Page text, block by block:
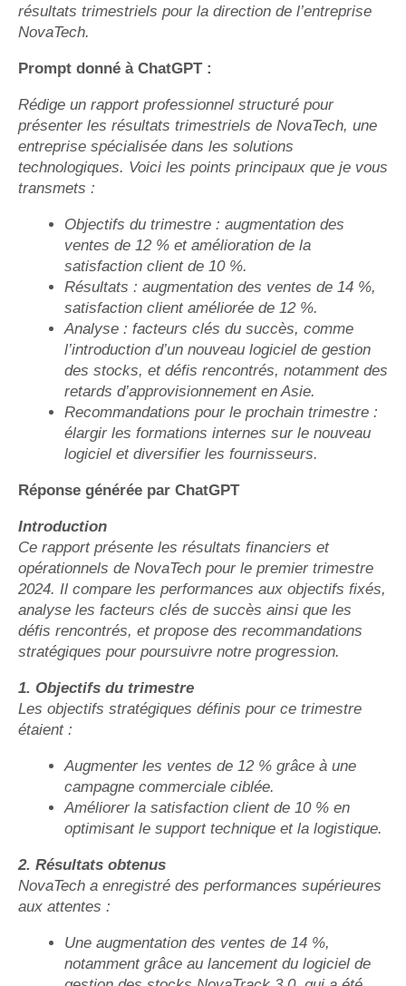
résultats trimestriels pour la direction de l’entreprise
NovaTech.
Prompt donné à ChatGPT :
Rédige un rapport professionnel structuré pour
présenter les résultats trimestriels de NovaTech, une
entreprise spécialisée dans les solutions
technologiques. Voici les points principaux que je vous
transmets :
Objectifs du trimestre : augmentation des
ventes de 12 % et amélioration de la
satisfaction client de 10 %.
Résultats : augmentation des ventes de 14 %,
satisfaction client améliorée de 12 %.
Analyse : facteurs clés du succès, comme
l’introduction d’un nouveau logiciel de gestion
des stocks, et défis rencontrés, notamment des
retards d’approvisionnement en Asie.
Recommandations pour le prochain trimestre :
élargir les formations internes sur le nouveau
logiciel et diversifier les fournisseurs.
Réponse générée par ChatGPT
Introduction
Ce rapport présente les résultats financiers et
opérationnels de NovaTech pour le premier trimestre
2024. Il compare les performances aux objectifs fixés,
analyse les facteurs clés de succès ainsi que les
défis rencontrés, et propose des recommandations
stratégiques pour poursuivre notre progression.
1. Objectifs du trimestre
Les objectifs stratégiques définis pour ce trimestre
étaient :
Augmenter les ventes de 12 % grâce à une
campagne commerciale ciblée.
Améliorer la satisfaction client de 10 % en
optimisant le support technique et la logistique.
2. Résultats obtenus
NovaTech a enregistré des performances supérieures
aux attentes :
Une augmentation des ventes de 14 %,
notamment grâce au lancement du logiciel de